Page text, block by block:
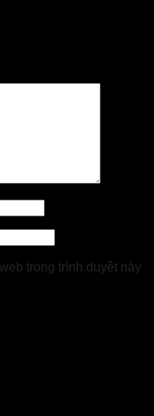
trong trình duyệt này